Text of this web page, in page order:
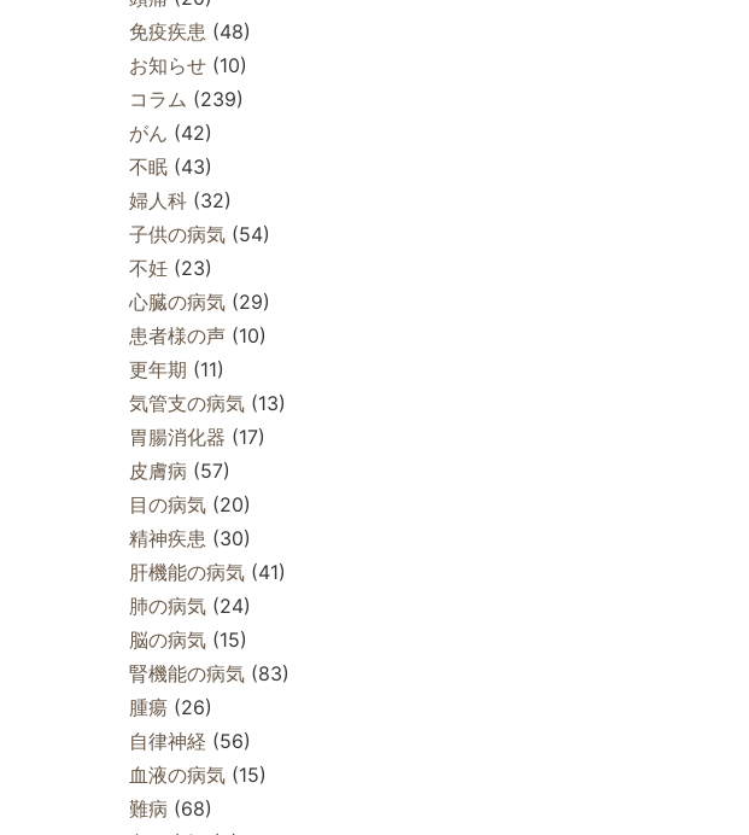
免疫疾患 (48)
お知らせ(10)
コラム (239)
がん (42)
不眠(43)
婦人科(32)
子供の病気(54)
不妊(23)
心臓の病気(29)
患者様の声(10)
更年期 (11)
気管支の病気(13)
胃腸消化器 (17)
皮膚病 (57)
目の病気(20)
精神疾患 (30)
肝機能の病気(41)
肺の病気(24)
脳の病気(15)
腎機能の病気(83)
腫瘍(26)
自律神経 (56)
血液の病気(15)
難病 (68)